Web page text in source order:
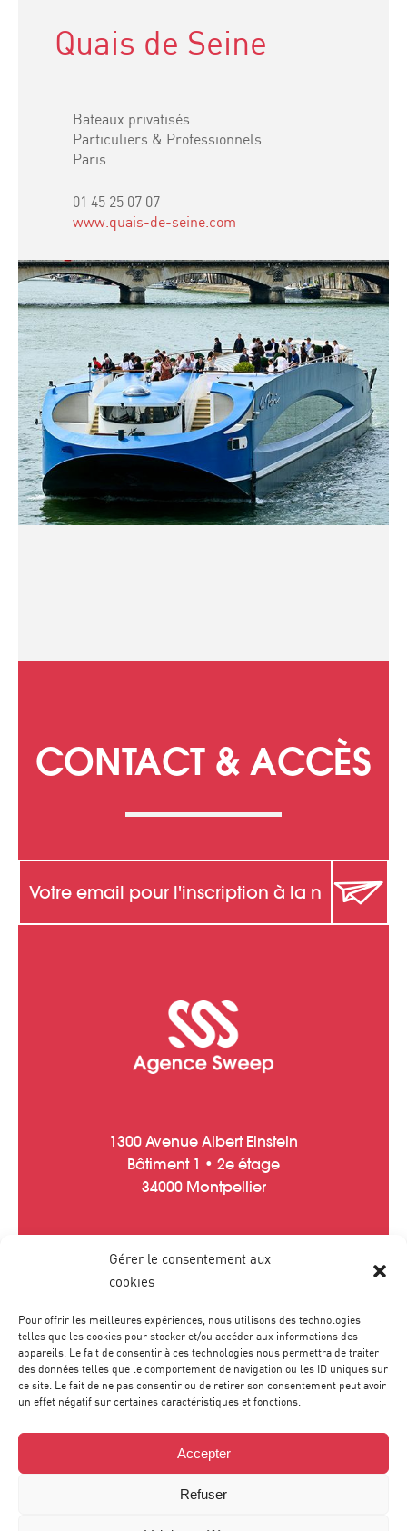
Gérer le consentement aux
cookies
Pour offrir les meilleures expériences, nous utilisons des technologies
telles que les cookies pour stocker et/ou accéder aux informations des
appareils. Le fait de consentir à ces technologies nous permettra de traiter
des données telles que le comportement de navigation ou les ID uniques sur
ce site. Le fait de ne pas consentir ou de retirer son consentement peut avoir
un effet négatif sur certaines caractéristiques et fonctions.
Accepter
Refuser
Quais de Seine
Bateaux privatisés
Particuliers & Professionnels
Paris
01 45 25 07 07
www.quais-de-seine.com
CONTACT & ACCÈS
1300 Avenue Albert Einstein
Bâtiment 1 • 2e étage
34000 Montpellier
Tél :